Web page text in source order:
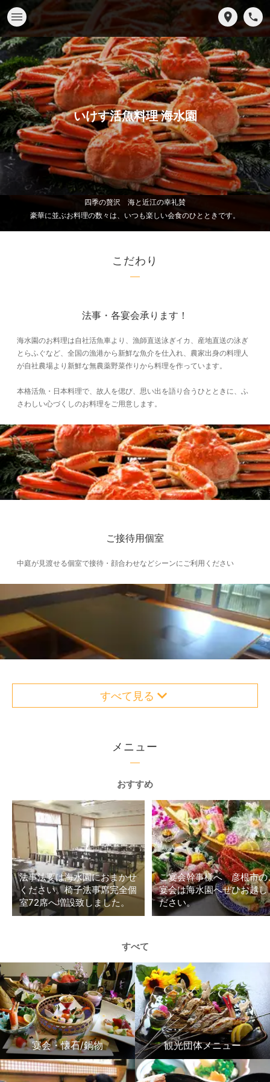
いけす活魚料理 海水園
四季の贅沢 海と近江の幸礼賛
豪華に並ぶお料理の数々は、いつも楽しい会食のひとときです。
こだわり
法事・各宴会承ります！
海水園のお料理は自社活魚車より、漁師直送泳ぎイカ、産地直送の泳ぎ
とらふぐなど、全国の漁港から新鮮な魚介を仕入れ、農家出身の料理人
が自社農場より新鮮な無農薬野菜作りから料理を作っています。
本格活魚・日本料理で、故人を偲び、思い出を語り合うひとときに、ふ
さわしい心づくしのお料理をご用意します。
ご接待用個室
中庭が見渡せる個室で接待・顔合わせなどシーンにご利用ください
すべて見る
メニュー
おすすめ
法事法要は海水園におまかせ
ください。椅子法事席完全個
室72席へ増設致しました。
ご宴会幹事様へ 彦根市の
宴会は海水園へぜひお越し
ださい。
すべて
宴会・懐石/鍋物 観光団体メニュー